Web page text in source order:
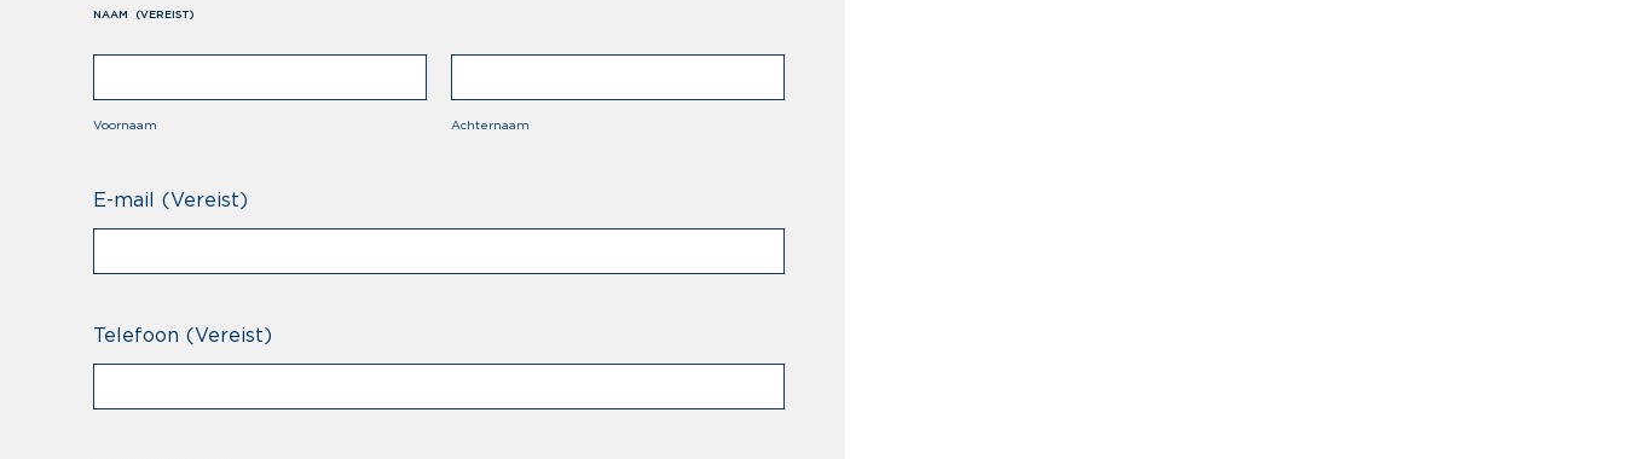
NAAM (VEREIST)
Voornaam Achternaam
E-mail (Vereist)
Telefoon (Vereist)